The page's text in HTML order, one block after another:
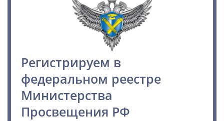
Регистрируем в
федеральном реестре
Министерства
Просвещения РФ